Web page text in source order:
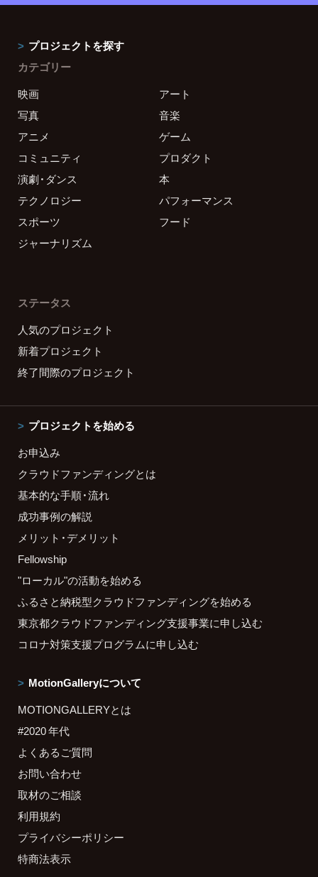
プロジェクトを探す
カテゴリー
映画
アート
写真
音楽
アニメ
ゲーム
コミュニティ
プロダクト
演劇・ダンス
本
テクノロジー
パフォーマンス
スポーツ
フード
ジャーナリズム
ステータス
人気のプロジェクト
新着プロジェクト
終了間際のプロジェクト
プロジェクトを始める
お申込み
クラウドファンディングとは
基本的な手順・流れ
成功事例の解説
メリット・デメリット
Fellowship
"ローカル"の活動を始める
ふるさと納税型クラウドファンディングを始める
東京都クラウドファンディング支援事業に申し込む
コロナ対策支援プログラムに申し込む
MotionGalleryについて
MOTIONGALLERYとは
#2020 年代
よくあるご質問
お問い合わせ
取材のご相談
利用規約
プライバシーポリシー
特商法表示